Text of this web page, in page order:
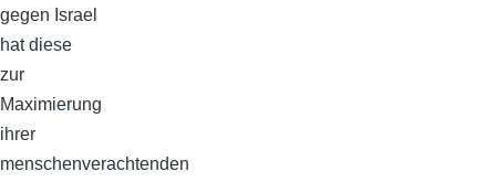
gegen Israel
hat diese
zur
Maximierung
ihrer
menschenverachtenden